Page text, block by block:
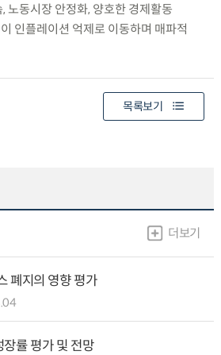
노동시장 안정화, 양호한 경제활동
인플레이션 억제로 이동하며 매파적
목록보기
더보기
폐지의 영향 평가
률 평가 및 전망